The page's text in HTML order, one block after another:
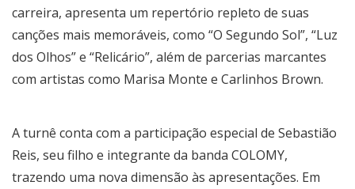
carreira, apresenta um repertório repleto de suas
canções mais memoráveis, como “O Segundo Sol”, “Luz
dos Olhos” e “Relicário”, além de parcerias marcantes
com artistas como Marisa Monte e Carlinhos Brown.
A turnê conta com a participação especial de Sebastião
Reis, seu filho e integrante da banda COLOMY,
trazendo uma nova dimensão às apresentações. Em